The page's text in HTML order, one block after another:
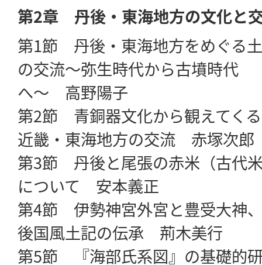
第2章 丹後・東海地方の文化と
第1節 丹後・東海地方をめぐる
の交流〜弥生時代から古墳時代
へ〜 高野陽子
第2節 青銅器文化から観えてく
近畿・東海地方の交流 赤塚次郎
第3節 丹後と尾張の赤米（古代
について 安本義正
第4節 伊勢神宮外宮と豊受大神
後国風土記の伝承 荊木美行
第5節 『海部氏系図』の基礎的